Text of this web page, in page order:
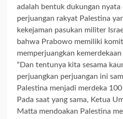
adalah bentuk dukungan
perjuangan rakyat Palestina
kekejaman pasukan militer
bahwa Prabowo memiliki
memperjuangkan
“Dan tentunya kita sesama
perjuangkan perjuangan ini
Palestina menjadi merdeka 100
Pada saat yang sama, Ketua
Matta mendoakan Palestina